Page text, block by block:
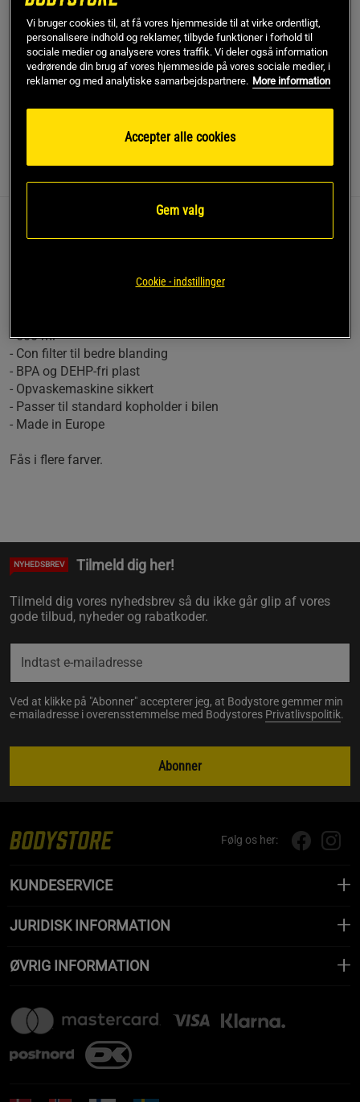
!
Dette produkt er desværre ikke på lager. Få besked når
det kommer på lager igen.
SKU #11061-001| EAN7340145246622
dine kosttilskud men shakeren fungerer selvfølgelig også
- 500 ml
- Con filter til bedre blanding
- BPA og DEHP-fri plast
- Opvaskemaskine sikkert
- Passer til standard kopholder i bilen
- Made in Europe
Fås i flere farver.
NYHEDSBREV Tilmeld dig her!
Tilmeld dig vores nyhedsbrev så du ikke går glip af vores
gode tilbud, nyheder og rabatkoder.
Ved at klikke på "Abonner" accepterer jeg, at Bodystore gemmer min
e-mailadresse i overensstemmelse med Bodystores Privatlivspolitik.
Abonner
Følg os her:
KUNDESERVICE
JURIDISK INFORMATION
ØVRIG INFORMATION
Vi bruger cookies til, at få vores hjemmeside til at virke ordentligt,
personalisere indhold og reklamer, tilbyde funktioner i forhold til
sociale medier og analysere vores traffik. Vi deler også information
vedrørende din brug af vores hjemmeside på vores sociale medier, i
reklamer og med analytiske samarbejdspartnere. More information
Accepter alle cookies
Gem valg
Cookie - indstillinger